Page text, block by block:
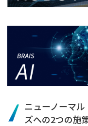
ニューノーマ
ズへの2つの施